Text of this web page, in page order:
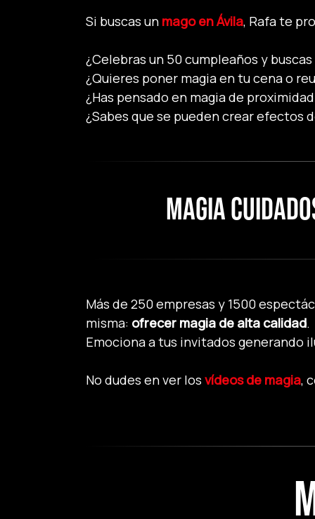
Si buscas un mago en Ávila, Rafa te
¿Celebras un 50 cumpleaños y
¿Quieres poner magia en tu cena o
¿Has pensado en magia de
¿Sabes que se pueden crear efectos
MAGIA
Más de 250 empresas y 1500
misma: ofrecer magia de alta calidad.
Emociona a tus invitados generando
No dudes en ver los vídeos de magia,